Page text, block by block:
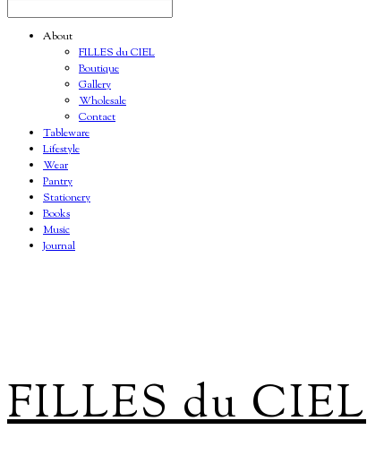
About
FILLES du CIEL
Boutique
Gallery
Wholesale
Contact
Tableware
Lifestyle
Wear
Pantry
Stationery
Books
Music
Journal
FILLES du CIEL